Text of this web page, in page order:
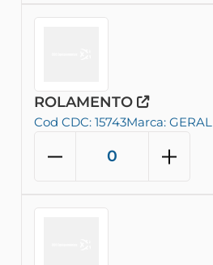
ROLAMENTO
Cod CDC: 15743Marca: GERAL